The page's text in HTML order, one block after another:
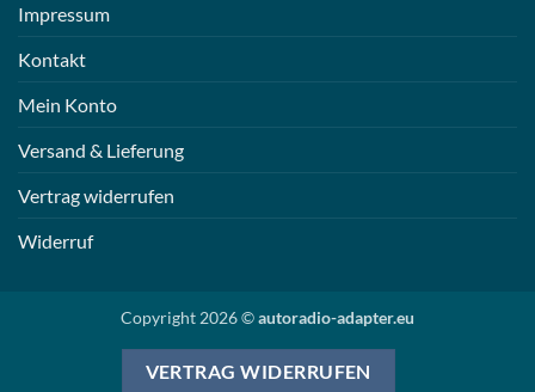
Impressum
Kontakt
Mein Konto
Versand & Lieferung
Vertrag widerrufen
Widerruf
Copyright 2026 ©autoradio-adapter.eu
VERTRAG WIDERRUFEN